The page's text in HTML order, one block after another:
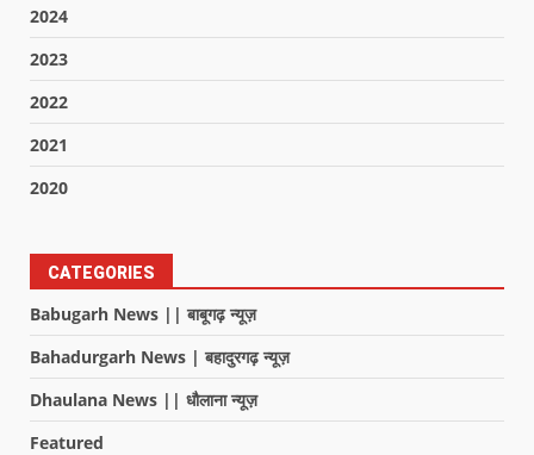
2024
2023
2022
2021
2020
CATEGORIES
Babugarh News || बाबूगढ़ न्यूज़
Bahadurgarh News | बहादुरगढ़ न्यूज़
Dhaulana News || धौलाना न्यूज़
Featured